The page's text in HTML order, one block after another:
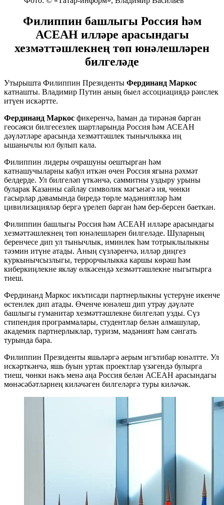
Филиппин башлыгы Россия һәм
АСЕАН илләре арасындагы
хезмәттәшлекнең төп юнәлешләрен
билгеләде
Утырышта Филиппин Президенты Фердинанд Маркос
катнашты. Владимир Путин аның быел ассоциациядә рәислек
итүен искәртте.
Фердинанд Маркос фикеренчә, һаман да тирәнәя барган
геосәяси билгесезлек шартларында Россия һәм АСЕАН
дәүләтләре арасында хезмәттәшлек тынычлыкка иң
ышанычлы юл булып кала.
Филиппин лидеры очрашуны оештырган һәм
катнашучыларны кабул иткән өчен Россия ягына рәхмәт
белдерде. Ул билгеләп үткәнчә, саммитны уздыру урыны
буларак Казанны сайлау символик мәгънәгә ия, чөнки
гасырлар дәвамында биредә төрле мәдәниятләр һәм
цивилизацияләр бергә үрелеп барган һәм бер-берсен баеткан.
Филиппин башлыгы Россия һәм АСЕАН илләре арасындагы
хезмәттәшлекнең төп юнәлешләрен билгеләде. Шуларның
беренчесе дип ул тынычлык, иминлек һәм тотрыклылыкны
тәэмин итүне атады. Аның сүзләренчә, илләр диңгез
куркынычсызлыгы, террорчылыкка каршы көрәш һәм
киберкиңлекне яклау өлкәсендә хезмәттәшлекне ныгытырга
тиеш.
Фердинанд Маркос икътисади партнерлыкны үстерүне икенче
өстенлек дип атады. Өченче юнәлеш дип утрау дәүләте
башлыгы гуманитар хезмәттәшлекне билгеләп узды. Сүз
стипендия программалары, студентлар белән алмашулар,
академик партнерлыклар, туризм, мәдәният һәм сәнгать
турында бара.
Филиппин Президенты яшьләргә аерым игътибар юнәлтте. Ул
искәрткәнчә, яшь буын уртак проектлар үзәгендә булырга
тиеш, чөнки нәкъ менә аңа Россия белән АСЕАН арасындагы
мөнәсәбәтләрнең киләчәген билгеләргә туры киләчәк.